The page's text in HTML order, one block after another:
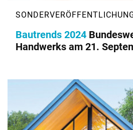
Bautrends 2024
Handwerks am 21.